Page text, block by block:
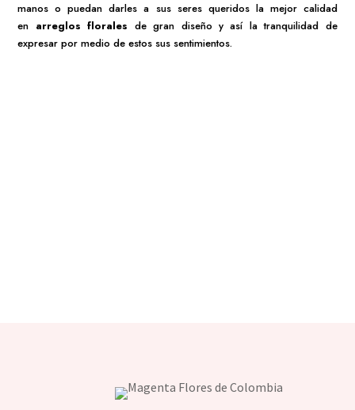
manos o puedan darles a sus seres queridos la mejor calidad
en arreglos florales de gran diseño y así la tranquilidad de
expresar por medio de estos sus sentimientos.